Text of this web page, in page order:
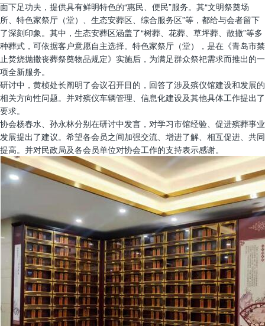
面下足功夫，提供具有鲜明特色的“惠民、便民”服务。其“文明祭奠场
所、特色家祭厅（堂）、生态安葬区、综合服务区”等，都给与会者留下
了深刻印象。其中，生态安葬区涵盖了“树葬、花葬、草坪葬、散撒”等多
种葬式，可依据客户意愿自主选择。特色家祭厅（堂），是在《青岛市禁
止焚烧抛撒丧葬祭奠物品规定》实施后，为满足群众祭祀需求而推出的一
项全新服务。
研讨中，黄桢处长阐明了会议召开目的，回答了涉及殡仪馆建设和发展的
相关方向性问题。并对殡仪车辆管理、信息化建设及其他具体工作提出了
要求。
协会杨春水、孙永林分别在研讨中发言，对学习市馆经验、促进殡葬事业
发展提出了建议。希望各会员之间加强交流、增进了解、相互促进、共同
提高。并对民政局及各会员单位对协会工作的支持表示感谢。